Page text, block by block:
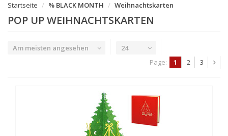
Startseite % BLACK MONTH Weihnachtskarten
POP UP WEIHNACHTSKARTEN
Am meisten angesehen
24
Page:
1 2 3